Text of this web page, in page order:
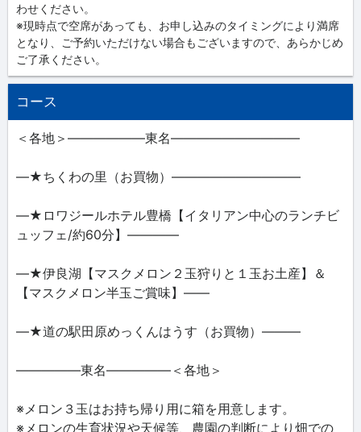
わせください。
※現時点で空席があっても、お申し込みのタイミングにより満席
となり、ご予約いただけない場合もございますので、あらかじめ
ご了承ください。
コース
＜各地＞――――――東名――――――――――
―★ちくわの里（お買物）――――――――――
―★ロワジールホテル豊橋【イタリアン中心のランチビ
ュッフェ/約60分】――――
―★伊良湖【マスクメロン２玉狩りと１玉お土産】＆
【マスクメロン半玉ご賞味】――
―★道の駅田原めっくんはうす（お買物）―――
―――――東名―――――＜各地＞
※メロン３玉はお持ち帰り用に箱を用意します。
※メロンの生育状況や天候等、農園の判断により畑での